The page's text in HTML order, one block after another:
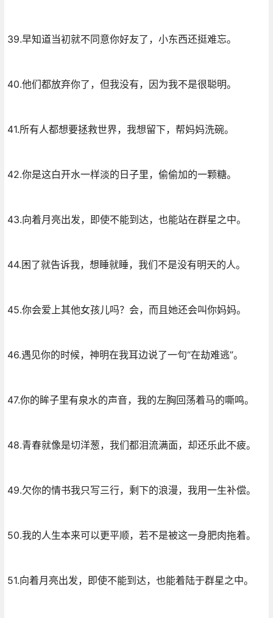
39.早知道当初就不同意你好友了，小东西还挺难忘。
40.他们都放弃你了，但我没有，因为我不是很聪明。
41.所有人都想要拯救世界，我想留下，帮妈妈洗碗。
42.你是这白开水一样淡的日子里，偷偷加的一颗糖。
43.向着月亮出发，即使不能到达，也能站在群星之中。
44.困了就告诉我，想睡就睡，我们不是没有明天的人。
45.你会爱上其他女孩儿吗？会，而且她还会叫你妈妈。
46.遇见你的时候，神明在我耳边说了一句“在劫难逃”。
47.你的眸子里有泉水的声音，我的左胸回荡着马的嘶鸣。
48.青春就像是切洋葱，我们都泪流满面，却还乐此不疲。
49.欠你的情书我只写三行，剩下的浪漫，我用一生补偿。
50.我的人生本来可以更平顺，若不是被这一身肥肉拖着。
51.向着月亮出发，即使不能到达，也能着陆于群星之中。